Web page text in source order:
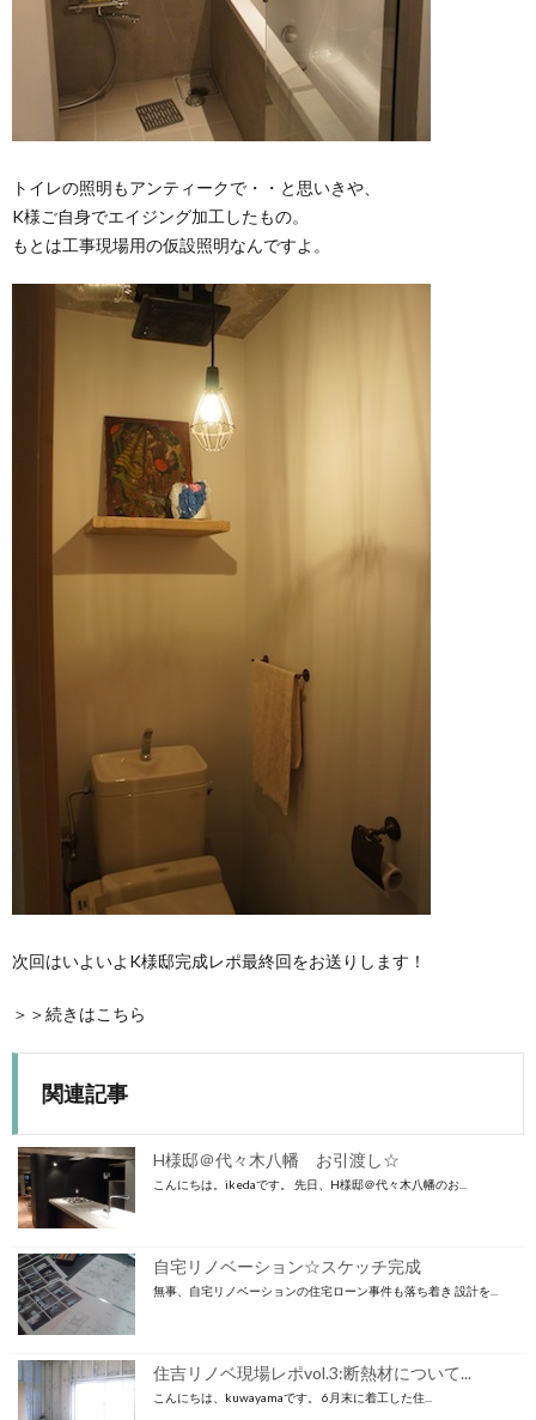
トイレの照明もアンティークで・・と思いきや、
K様ご自身でエイジング加工したもの。
もとは工事現場用の仮設照明なんですよ。
次回はいよいよK様邸完成レポ最終回をお送りします！
＞＞続きはこちら
関連記事
H様邸＠代々木八幡 お引渡し☆
こんにちは。ikedaです。 先日、H様邸＠代々木八幡のお...
自宅リノベーション☆スケッチ完成
無事、自宅リノベーションの住宅ローン事件も落ち着き 設計を...
住吉リノベ現場レポvol.3:断熱材について...
こんにちは、kuwayamaです。 6月末に着工した住...